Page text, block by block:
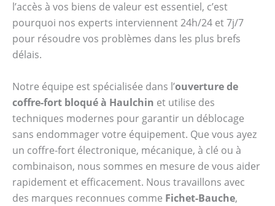
l’accès à vos biens de valeur est essentiel, c’est
pourquoi nos experts interviennent 24h/24 et 7j/7
pour résoudre vos problèmes dans les plus brefs
délais.
Notre équipe est spécialisée dans l’ouverture de
coffre-fort bloqué à Haulchin et utilise des
techniques modernes pour garantir un déblocage
sans endommager votre équipement. Que vous ayez
un coffre-fort électronique, mécanique, à clé ou à
combinaison, nous sommes en mesure de vous aider
rapidement et efficacement. Nous travaillons avec
des marques reconnues comme Fichet-Bauche,